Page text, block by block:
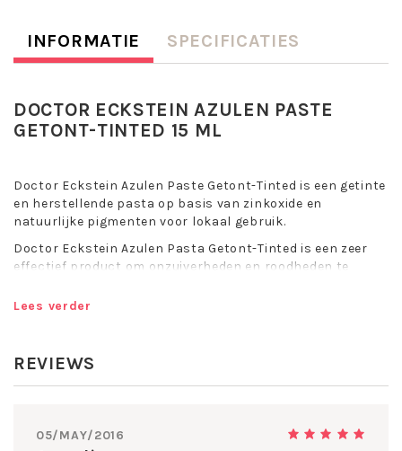
INFORMATIE SPECIFICATIES
DOCTOR ECKSTEIN AZULEN PASTE
GETONT-TINTED 15 ML
Doctor Eckstein Azulen Paste Getont-Tinted is een getinte
en herstellende pasta op basis van zinkoxide en
natuurlijke pigmenten voor lokaal gebruik.
Doctor Eckstein Azulen Pasta Getont-Tinted is een zeer
effectief product om onzuiverheden en roodheden te
herstelt, huidonzuiverheden en puistjes verminderen snel.
ontstekingen en bevordert wondgenezing. Voorkomt
littekenvorming en biedt een optimale dekkingskracht en
Kalmerend en evenwichtsherstellend
Vermindert onzuiverheden
Lees verder
REVIEWS
05/MAY/2016